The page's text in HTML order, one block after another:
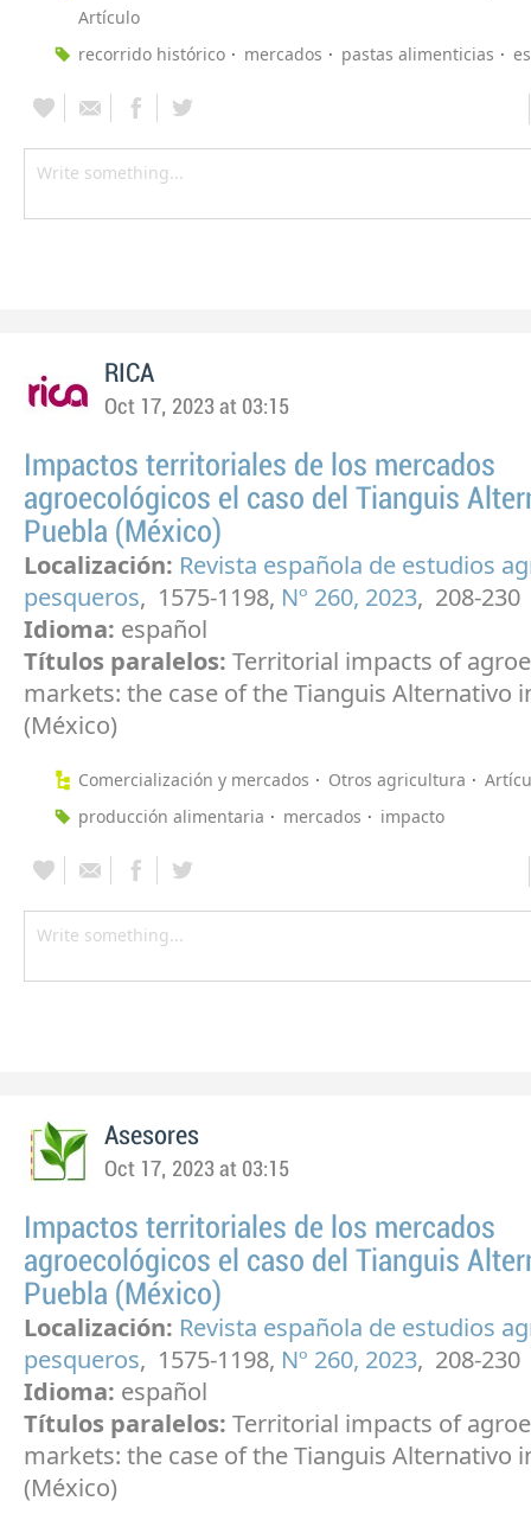
Artículo
recorrido histórico
mercados pastas alimenticias
RICA
Oct 17, 2023 at 03:15
Impactos territoriales de los mercados
agroecológicos el caso del Tianguis
Puebla (México)
Localización: Revista española de estudios
pesqueros, 1575-1198, Nº 260, 2023, 208-230
Idioma: español
Títulos paralelos: Territorial impacts of
markets: the case of the Tianguis Alternativo
(México)
Comercialización y mercados Otros agricultura
producción alimentaria
mercados impacto
Asesores
Oct 17, 2023 at 03:15
Impactos territoriales de los mercados
agroecológicos el caso del Tianguis
Puebla (México)
Localización: Revista española de estudios
pesqueros, 1575-1198, Nº 260, 2023, 208-230
Idioma: español
Títulos paralelos: Territorial impacts of
markets: the case of the Tianguis Alternativo
(México)